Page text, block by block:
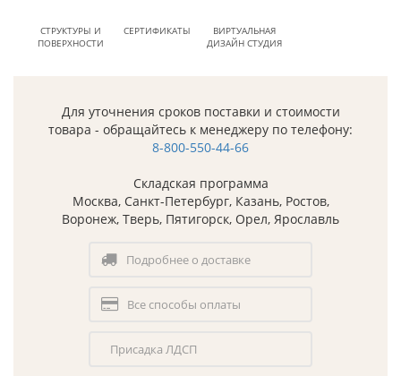
СТРУКТУРЫ И
ПОВЕРХНОСТИ
СЕРТИФИКАТЫ
ВИРТУАЛЬНАЯ
ДИЗАЙН СТУДИЯ
Для уточнения сроков поставки и стоимости
товара - обращайтесь к менеджеру по телефону:
8-800-550-44-66
Складская программа
Москва, Санкт-Петербург, Казань, Ростов,
Воронеж, Тверь, Пятигорск, Орел, Ярославль
Подробнее о доставке
Все способы оплаты
Присадка ЛДСП